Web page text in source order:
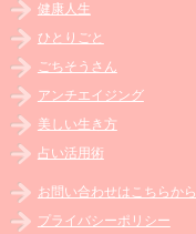
健康人生
ひとりごと
ごちそうさん
アンチエイジング
美しい生き方
占い活用術
お問い合わせはこちらから
プライバシーポリシー